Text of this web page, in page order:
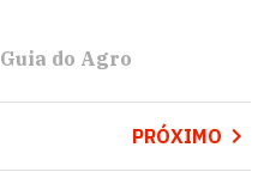
Guia do Agro
PRÓXIMO